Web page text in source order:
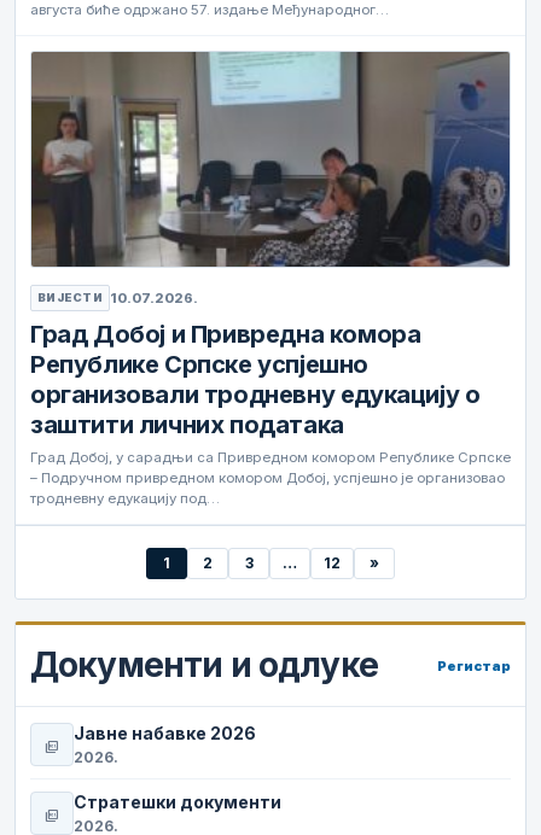
августа биће одржано 57. издање Међународног…
ВИЈЕСТИ 10.07.2026.
Град Добој и Привредна комора
Републике Српске успјешно
организовали тродневну едукацију о
заштити личних података
Град Добој, у сарадњи са Привредном комором Републике Српске
– Подручном привредном комором Добој, успјешно је организовао
тродневну едукацију под…
1 2 3 … 12 »
Документи и одлуке Регистар
picture_as_pdf
Јавне набавке 2026
2026.
picture_as_pdf
Стратешки документи
2026.